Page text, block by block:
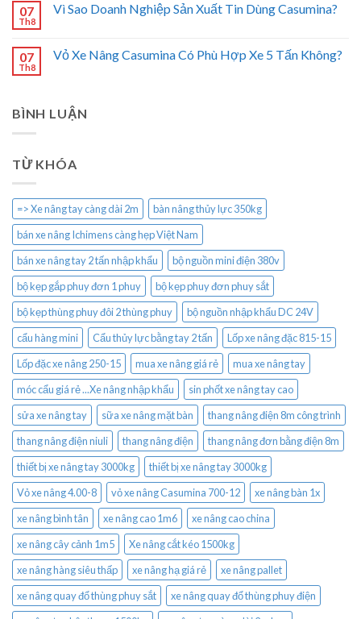
07
Th8
Vì Sao Doanh Nghiệp Sản Xuất Tin Dùng Casumina?
07
Th8
Vỏ Xe Nâng Casumina Có Phù Hợp Xe 5 Tấn Không?
BÌNH LUẬN
TỪ KHÓA
=> Xe nâng tay càng dài 2m
bàn nâng thủy lực 350kg
bán xe nâng Ichimens càng hẹp Việt Nam
bán xe nâng tay 2 tấn nhập khẩu
bộ nguồn mini điện 380v
bộ kẹp gắp phuy đơn 1 phuy
bộ kẹp phuy đơn phuy sắt
bộ kẹp thùng phuy đôi 2 thùng phuy
bộ nguồn nhập khẩu DC 24V
cẩu hàng mini
Cẩu thủy lực bằng tay 2 tấn
Lốp xe nâng đặc 815-15
Lốp đặc xe nâng 250-15
mua xe nâng giá rẻ
mua xe nâng tay
móc cẩu giá rẻ ...Xe nâng nhập khẩu
sin phốt xe nâng tay cao
sửa xe nâng tay
sữa xe nâng mặt bàn
thang nâng điện 8m công trình
thang nâng điện niuli
thang nâng điện
thang nâng đơn bằng điện 8m
thiết bị xe nâng tay 3000kg
thiết bị xe nâng tay 3000kg
Vỏ xe nâng 4.00-8
vỏ xe nâng Casumina 700-12
xe nâng bàn 1x
xe nâng bình tân
xe nâng cao 1m6
xe nâng cao china
xe nâng cây cảnh 1m5
Xe nâng cắt kéo 1500kg
xe nâng hàng siêu thấp
xe nâng hạ giá rẻ
xe nâng pallet
xe nâng quay đổ thùng phuy sắt
xe nâng quay đổ thùng phuy điện